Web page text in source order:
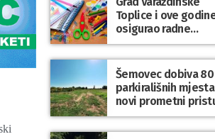
Bartolovečki
Toplice i ove
osigurao radne
bilježnice i dodatni
obrazovni materijal
sve osnovnoškolce
Šemovec dobiva 80
parkirališnih
novi prometni
groblju